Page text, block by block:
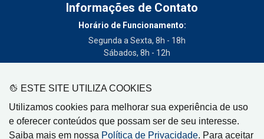
ESTE SITE UTILIZA COOKIES
Utilizamos cookies para melhorar sua experiência de uso
e oferecer conteúdos que possam ser de seu interesse.
Saiba mais em nossa Política de Privacidade. Para aceitar
Informações de Contato
Horário de Funcionamento:
Segunda a Sexta, 8h - 18h
Sábados, 8h - 12h
(19) 3404-3700
Circulação:
Limeira - SP, Artur Nogueira - SP, Cordeirópolis - SP,
Engenheiro Coelho - SP, Iracemápolis - SP